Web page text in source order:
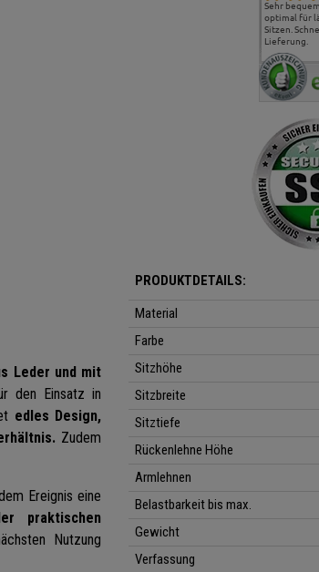
Sehr
optimal für
Sitzen.
Lieferung.
Leder und mit
den Einsatz in
edles Design,
Zudem
Ereignis eine
praktischen
Nutzung
PRODUKTDETAILS:
Material
Farbe
Sitzhöhe
Sitzbreite
Sitztiefe
Rückenlehne Höhe
Armlehnen
Belastbarkeit bis max.
Gewicht
Verfassung